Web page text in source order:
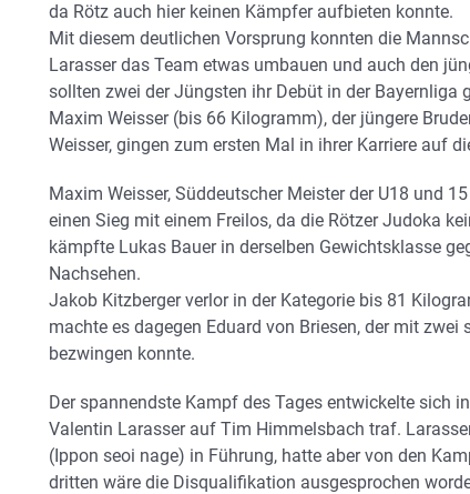
da Rötz auch hier keinen Kämpfer aufbieten konnte.
Mit diesem deutlichen Vorsprung konnten die
Larasser das Team etwas umbauen und auch den
sollten zwei der Jüngsten ihr Debüt in der Bayernliga
Maxim Weisser (bis 66 Kilogramm), der jüngere
Weisser, gingen zum ersten Mal in ihrer Karriere auf
Maxim Weisser, Süddeutscher Meister der U18 und
einen Sieg mit einem Freilos, da die Rötzer Judoka
kämpfte Lukas Bauer in derselben Gewichtsklasse
Nachsehen.
Jakob Kitzberger verlor in der Kategorie bis 81
machte es dagegen Eduard von Briesen, der mit
bezwingen konnte.
Der spannendste Kampf des Tages entwickelte sich
Valentin Larasser auf Tim Himmelsbach traf.
(Ippon seoi nage) in Führung, hatte aber von den
dritten wäre die Disqualifikation ausgesprochen